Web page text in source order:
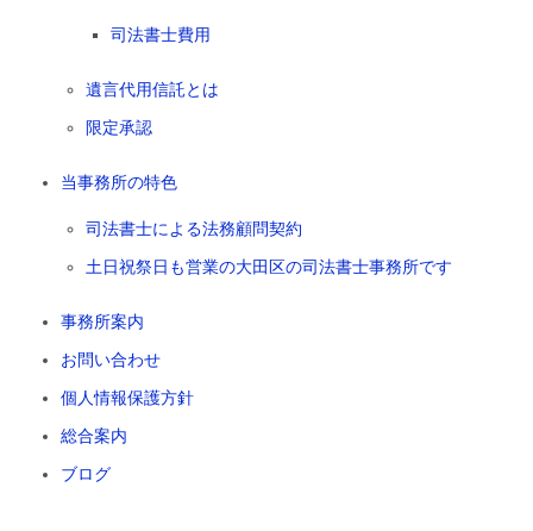
司法書士費用
遺言代用信託とは
限定承認
当事務所の特色
司法書士による法務顧問契約
土日祝祭日も営業の大田区の司法書士事務所です
事務所案内
お問い合わせ
個人情報保護方針
総合案内
ブログ